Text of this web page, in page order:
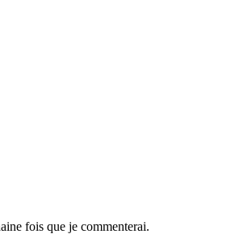
fois que je commenterai.